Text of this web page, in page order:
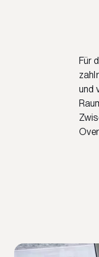
Für
und